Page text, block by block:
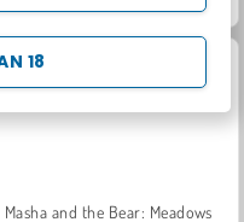
18
Masha and the Bear: Meadows